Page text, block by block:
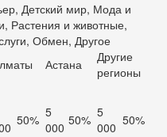
Детский мир, Мода и
Растения и животные,
Обмен, Другое
Астана
Другие
регионы
50% 5
000 50% 5
000 50%